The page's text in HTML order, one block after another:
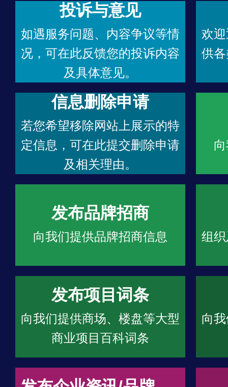
投诉与意见
如遇服务问题、内容争议等情
况，可在此反馈您的投诉内容
及具体意见。
欢
供
信息删除申请
若您希望移除网站上展示的特
定信息，可在此提交删除申请
及相关理由。
发布品牌招商
向我们提供品牌招商信息 组
发布项目词条
向我们提供商场、楼盘等大型
商业项目百科词条
向